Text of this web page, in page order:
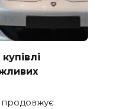
продовжує